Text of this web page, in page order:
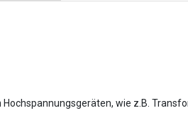
wie z.B.